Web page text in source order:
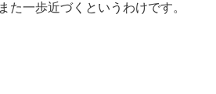
た一歩近づくというわけです。